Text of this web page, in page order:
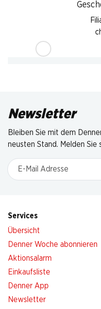
Newsletter
Bleiben Sie mit dem
neusten Stand. Melden Sie
E-Mail Adresse
Services
Übersicht
Denner Woche abonnieren
Aktionsalarm
Einkaufsliste
Denner App
Newsletter